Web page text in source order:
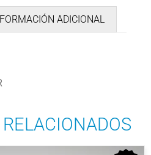
ADICIONAL